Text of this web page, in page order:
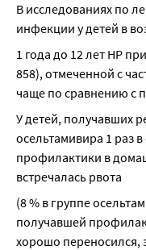
В исследованиях по
инфекции у детей в
1 года до 12 лет НР
858), отмеченной с
чаще по сравнению с
У детей, получавших
осельтамивира 1 раз в
профилактики в
встречалась рвота
(8 % в группе
получавшей
хорошо переносился,